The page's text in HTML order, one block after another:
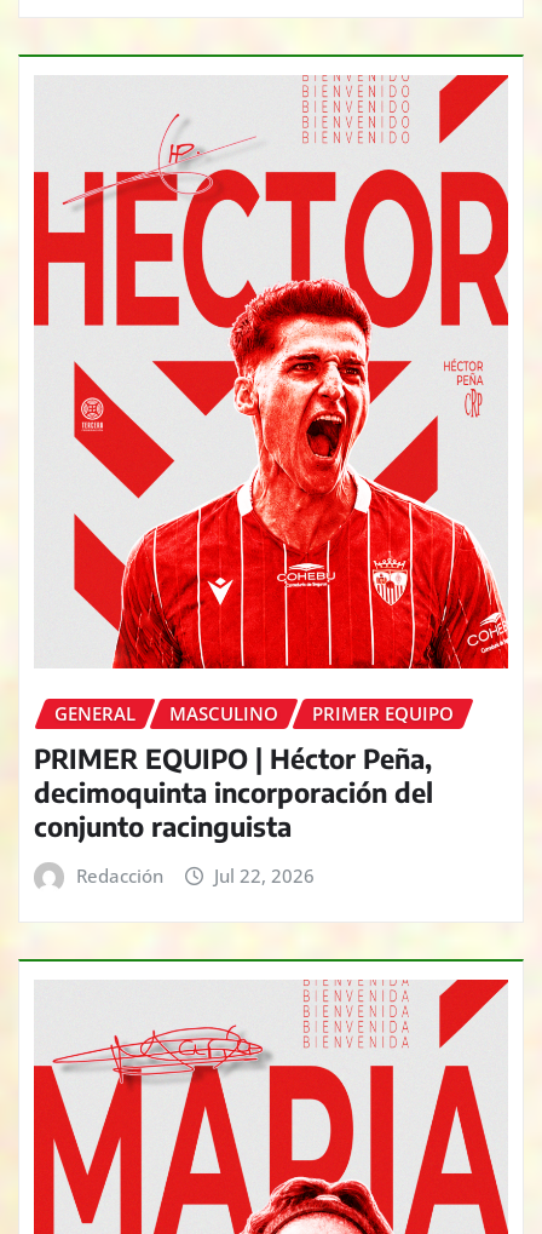
GENERAL MASCULINO PRIMER EQUIPO
PRIMER EQUIPO | Héctor Peña,
decimoquinta incorporación del
conjunto racinguista
Redacción Jul 22, 2026